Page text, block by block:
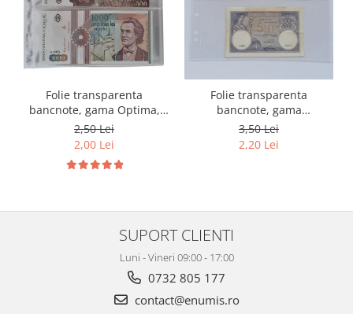
Folie transparenta
bancnote, gama Optima,
cod SH252, 3
compartimente
2,50 Lei
2,00 Lei
Folie transparenta
bancnote, gama
Grande(A4), cod SH312, 3
compartimente
3,50 Lei
2,20 Lei
SUPORT CLIENTI
Luni - Vineri 09:00 - 17:00
0732 805 177
contact@enumis.ro